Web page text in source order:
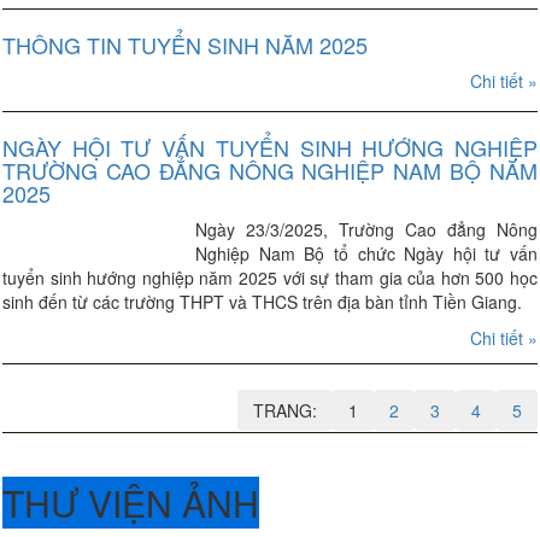
THÔNG TIN TUYỂN SINH NĂM 2025
Chi tiết »
NGÀY HỘI TƯ VẤN TUYỂN SINH HƯỚNG NGHIỆP
TRƯỜNG CAO ĐẲNG NÔNG NGHIỆP NAM BỘ NĂM
2025
Ngày 23/3/2025, Trường Cao đẳng Nông
Nghiệp Nam Bộ tổ chức Ngày hội tư vấn
tuyển sinh hướng nghiệp năm 2025 với sự tham gia của hơn 500 học
sinh đến từ các trường THPT và THCS trên địa bàn tỉnh Tiền Giang.
Chi tiết »
TRANG: 1 2 3 4 5
THƯ VIỆN ẢNH